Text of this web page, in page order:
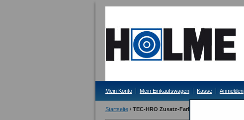
Mein Konto Mein Einkaufswagen Kasse Anmelden
Startseite / TEC-HRO Zusatz-Farb-Set für SMART-GRIP